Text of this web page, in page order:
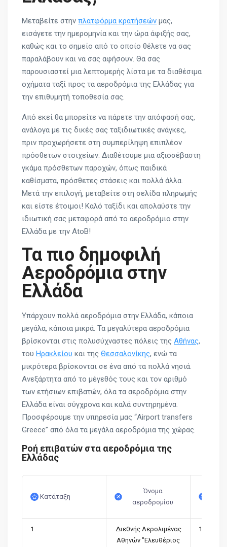
Μεταβείτε στην πλατφόρμα κρατήσεών μας,
εισάγετε την ημερομηνία και την ώρα άφιξής σας,
καθώς και το σημείο από το οποίο θέλετε να σας
παραλάβουν και να σας αφήσουν. Θα σας
παρουσιαστεί μια λεπτομερής λίστα με τα διαθέσιμα
οχήματα ταξί προς τα αεροδρόμια της Ελλάδας για
την επιθυμητή τοποθεσία σας.
Από εκεί θα μπορείτε να πάρετε την απόφασή σας,
ανάλογα με τις δικές σας ταξιδιωτικές ανάγκες,
πριν προχωρήσετε στη συμπερίληψη επιπλέον
πρόσθετων στοιχείων. Διαθέτουμε μια αξιοσέβαστη
γκάμα πρόσθετων παροχών, όπως παιδικά
καθίσματα, πρόσθετες στάσεις και πολλά άλλα.
Μετά την επιλογή, μεταβείτε στη σελίδα πληρωμής
και είστε έτοιμοι! Καλό ταξίδι και απολαύστε την
ιδιωτική σας μεταφορά από το αεροδρόμιο στην
Ελλάδα με την AtoB!
Τα πιο δημοφιλή
Αεροδρόμια στην
Ελλάδα
Υπάρχουν πολλά αεροδρόμια στην Ελλάδα, κάποια
μεγάλα, κάποια μικρά. Τα μεγαλύτερα αεροδρόμια
βρίσκονται στις πολυσύχναστες πόλεις της Αθήνας,
του Ηρακλείου και της Θεσσαλονίκης, ενώ τα
μικρότερα βρίσκονται σε ένα από τα πολλά νησιά.
Ανεξάρτητα από το μέγεθός τους και τον αριθμό
των ετήσιων επιβατών, όλα τα αεροδρόμια στην
Ελλάδα είναι σύγχρονα και καλά συντηρημένα.
Προσφέρουμε την υπηρεσία μας “Airport transfers
Greece” από όλα τα μεγάλα αεροδρόμια της χώρας.
Ροή επιβατών στα αεροδρόμια της
Ελλάδας
Κατάταξη
Όνομα
αεροδρομίου
1
Διεθνής Αερολιμένας
Αθηνών "Ελευθέριος